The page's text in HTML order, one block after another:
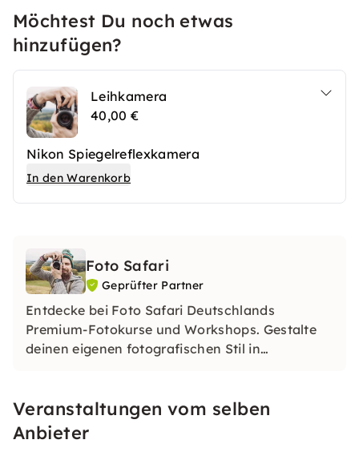
Möchtest Du noch etwas
hinzufügen?
Leihkamera
40,00 €
Nikon Spiegelreflexkamera
In den Warenkorb
Foto Safari
Geprüfter Partner
Entdecke bei Foto Safari Deutschlands
Premium-Fotokurse und Workshops. Gestalte
deinen eigenen fotografischen Stil in
Welt der Fotografie.
Veranstaltungen vom selben
Anbieter